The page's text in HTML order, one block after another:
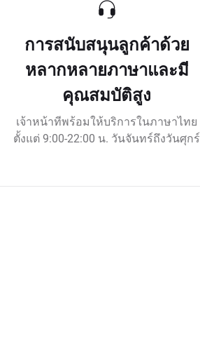
การสนับสนุนลูกค้าด้วย
หลากหลายภาษาและมี
คุณสมบัติสูง
เจ้าหน้าทีพร้อมให้บริการในภาษาไทย
ตั้งแต่ 9:00-22:00 น. วันจันทร์ถึงวันศุกร์